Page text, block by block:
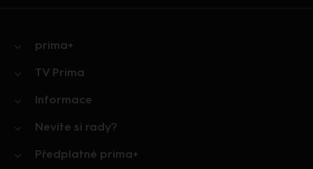
prima+
TV Prima
Informace
Nevíte si rady?
Předplatné prima+